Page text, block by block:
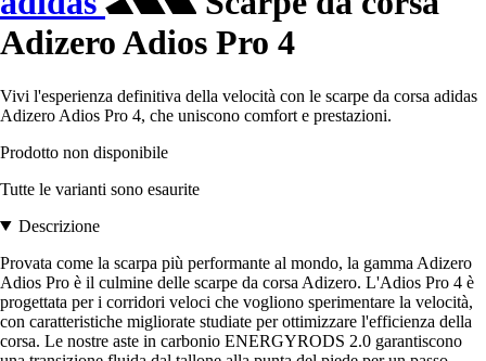
Adizero Adios Pro 4
Vivi l'esperienza definitiva della velocità con le scarpe da corsa adidas
Adizero Adios Pro 4, che uniscono comfort e prestazioni.
Prodotto non disponibile
Tutte le varianti sono esaurite
Descrizione
Provata come la scarpa più performante al mondo, la gamma Adizero
Adios Pro è il culmine delle scarpe da corsa Adizero. L'Adios Pro 4 è
progettata per i corridori veloci che vogliono sperimentare la velocità,
con caratteristiche migliorate studiate per ottimizzare l'efficienza della
corsa. Le nostre aste in carbonio ENERGYRODS 2.0 garantiscono